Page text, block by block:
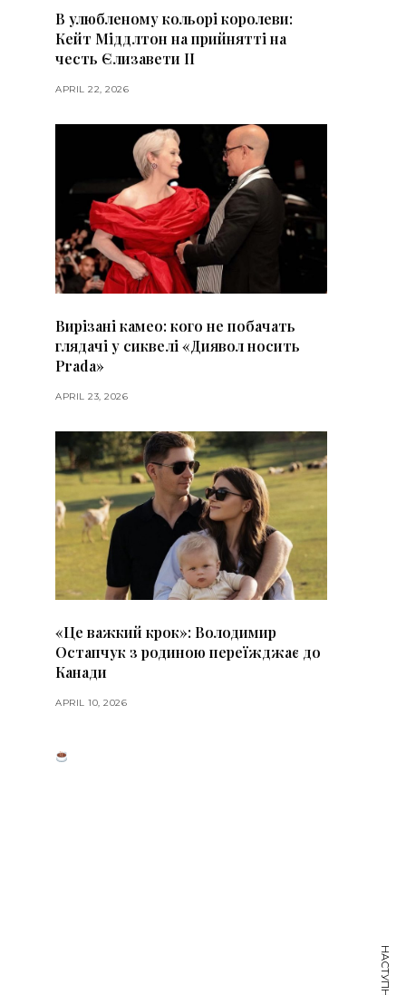
В улюбленому кольорі королеви:
Кейт Міддлтон на прийнятті на
честь Єлизавети II
APRIL 22, 2026
Вирізані камео: кого не побачать
глядачі у сиквелі «Диявол носить
Prada»
APRIL 23, 2026
«Це важкий крок»: Володимир
Остапчук з родиною переїжджає до
Канади
APRIL 10, 2026